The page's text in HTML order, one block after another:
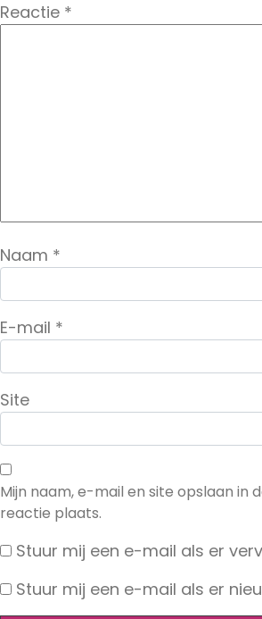
Reactie *
Naam *
E-mail *
Site
Mijn naam, e-mail en site opslaan in
reactie plaats.
Stuur mij een e-mail als er
Stuur mij een e-mail als er